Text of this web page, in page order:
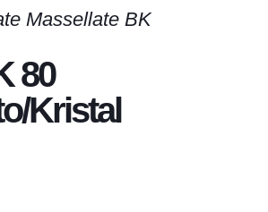
Massellate BK
80
Kristal